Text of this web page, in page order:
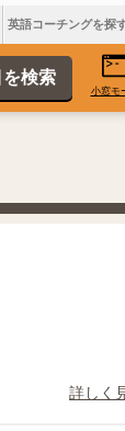
英語コーチングを探
小窓モ
詳しく